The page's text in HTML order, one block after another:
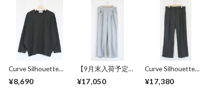
Curve Silhouette
Cut & Sewn Black
¥8,690
【9月末入荷予定】
Sweat Wide Easy
Pants Gray
¥17,050
Curve Silhouette
Slacks Pants
Charcoal
¥17,380